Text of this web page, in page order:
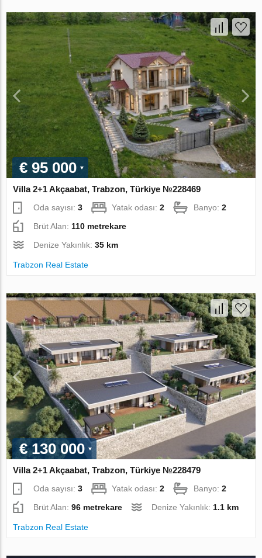
€ 95 000
Villa 2+1 Akçaabat, Trabzon, Türkiye №228469
Oda sayısı:3 Yatak odası:2 Banyo:2
Brüt Alan: 110 metrekare
Denize Yakınlık:35 km
Trabzon Real Estate
€ 130 000
Villa 2+1 Akçaabat, Trabzon, Türkiye №228479
Oda sayısı:3 Yatak odası:2 Banyo:2
Brüt Alan:96 metrekare Denize Yakınlık: 1.1 km
Trabzon Real Estate